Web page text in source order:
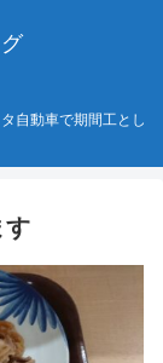
自動車で期間工とし
す